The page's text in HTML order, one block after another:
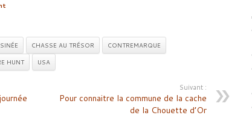
CHASSE AU TRÉSOR
CONTREMARQUE
HUNT USA
Suivant :
Pour connaitre la commune de la cache
de la Chouette d’Or